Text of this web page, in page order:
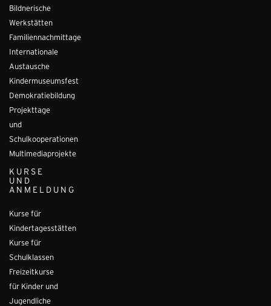
Bildnerische
Werkstätten
Familiennachmittage
Internationale
Austausche
Kindermuseumsfest
Demokratiebildung
Projekttage
und
Schulkooperationen
Multimediaprojekte
KURSE
UND
ANMELDUNG
Kurse für
Kindertagesstätten
Kurse für
Schulklassen
Freizeitkurse
für Kinder und
Jugendliche